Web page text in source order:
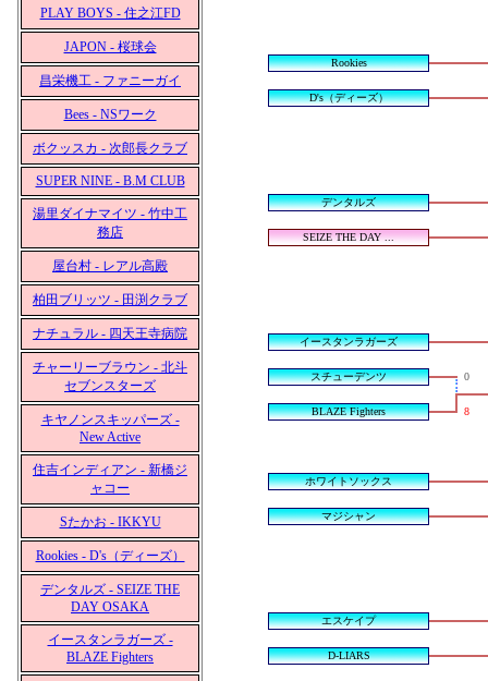
PLAY BOYS - 住之江FD
JAPON - 桜球会
昌栄機工 - ファニーガイ
Bees - NSワーク
ボクッスカ - 次郎長クラブ
SUPER NINE - B.M CLUB
湯里ダイナマイツ - 竹中工
務店
屋台村 - レアル高殿
柏田ブリッツ - 田渕クラブ
ナチュラル - 四天王寺病院
チャーリーブラウン - 北斗
セブンスターズ
キヤノンスキッパーズ -
New Active
住吉インディアン - 新橋ジ
ャコー
Sたかお - IKKYU
Rookies - D's（ディーズ）
デンタルズ - SEIZE THE
DAY OSAKA
イースタンラガーズ -
BLAZE Fighters
Rookies
D's（ディーズ）
デンタルズ
SEIZE THE DAY ...
イースタンラガーズ
スチューデンツ 0
BLAZE Fighters 8
ホワイトソックス
マジシャン
エスケイプ
D-LIARS